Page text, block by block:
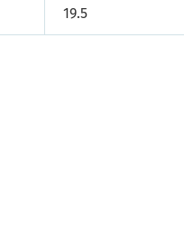
19.5